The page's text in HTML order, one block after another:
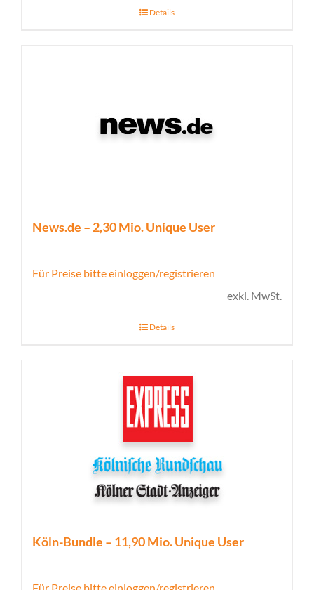
Details
News.de – 2,30 Mio. Unique User
Für Preise bitte einloggen/registrieren
exkl. MwSt.
Details
Köln-Bundle – 11,90 Mio. Unique User